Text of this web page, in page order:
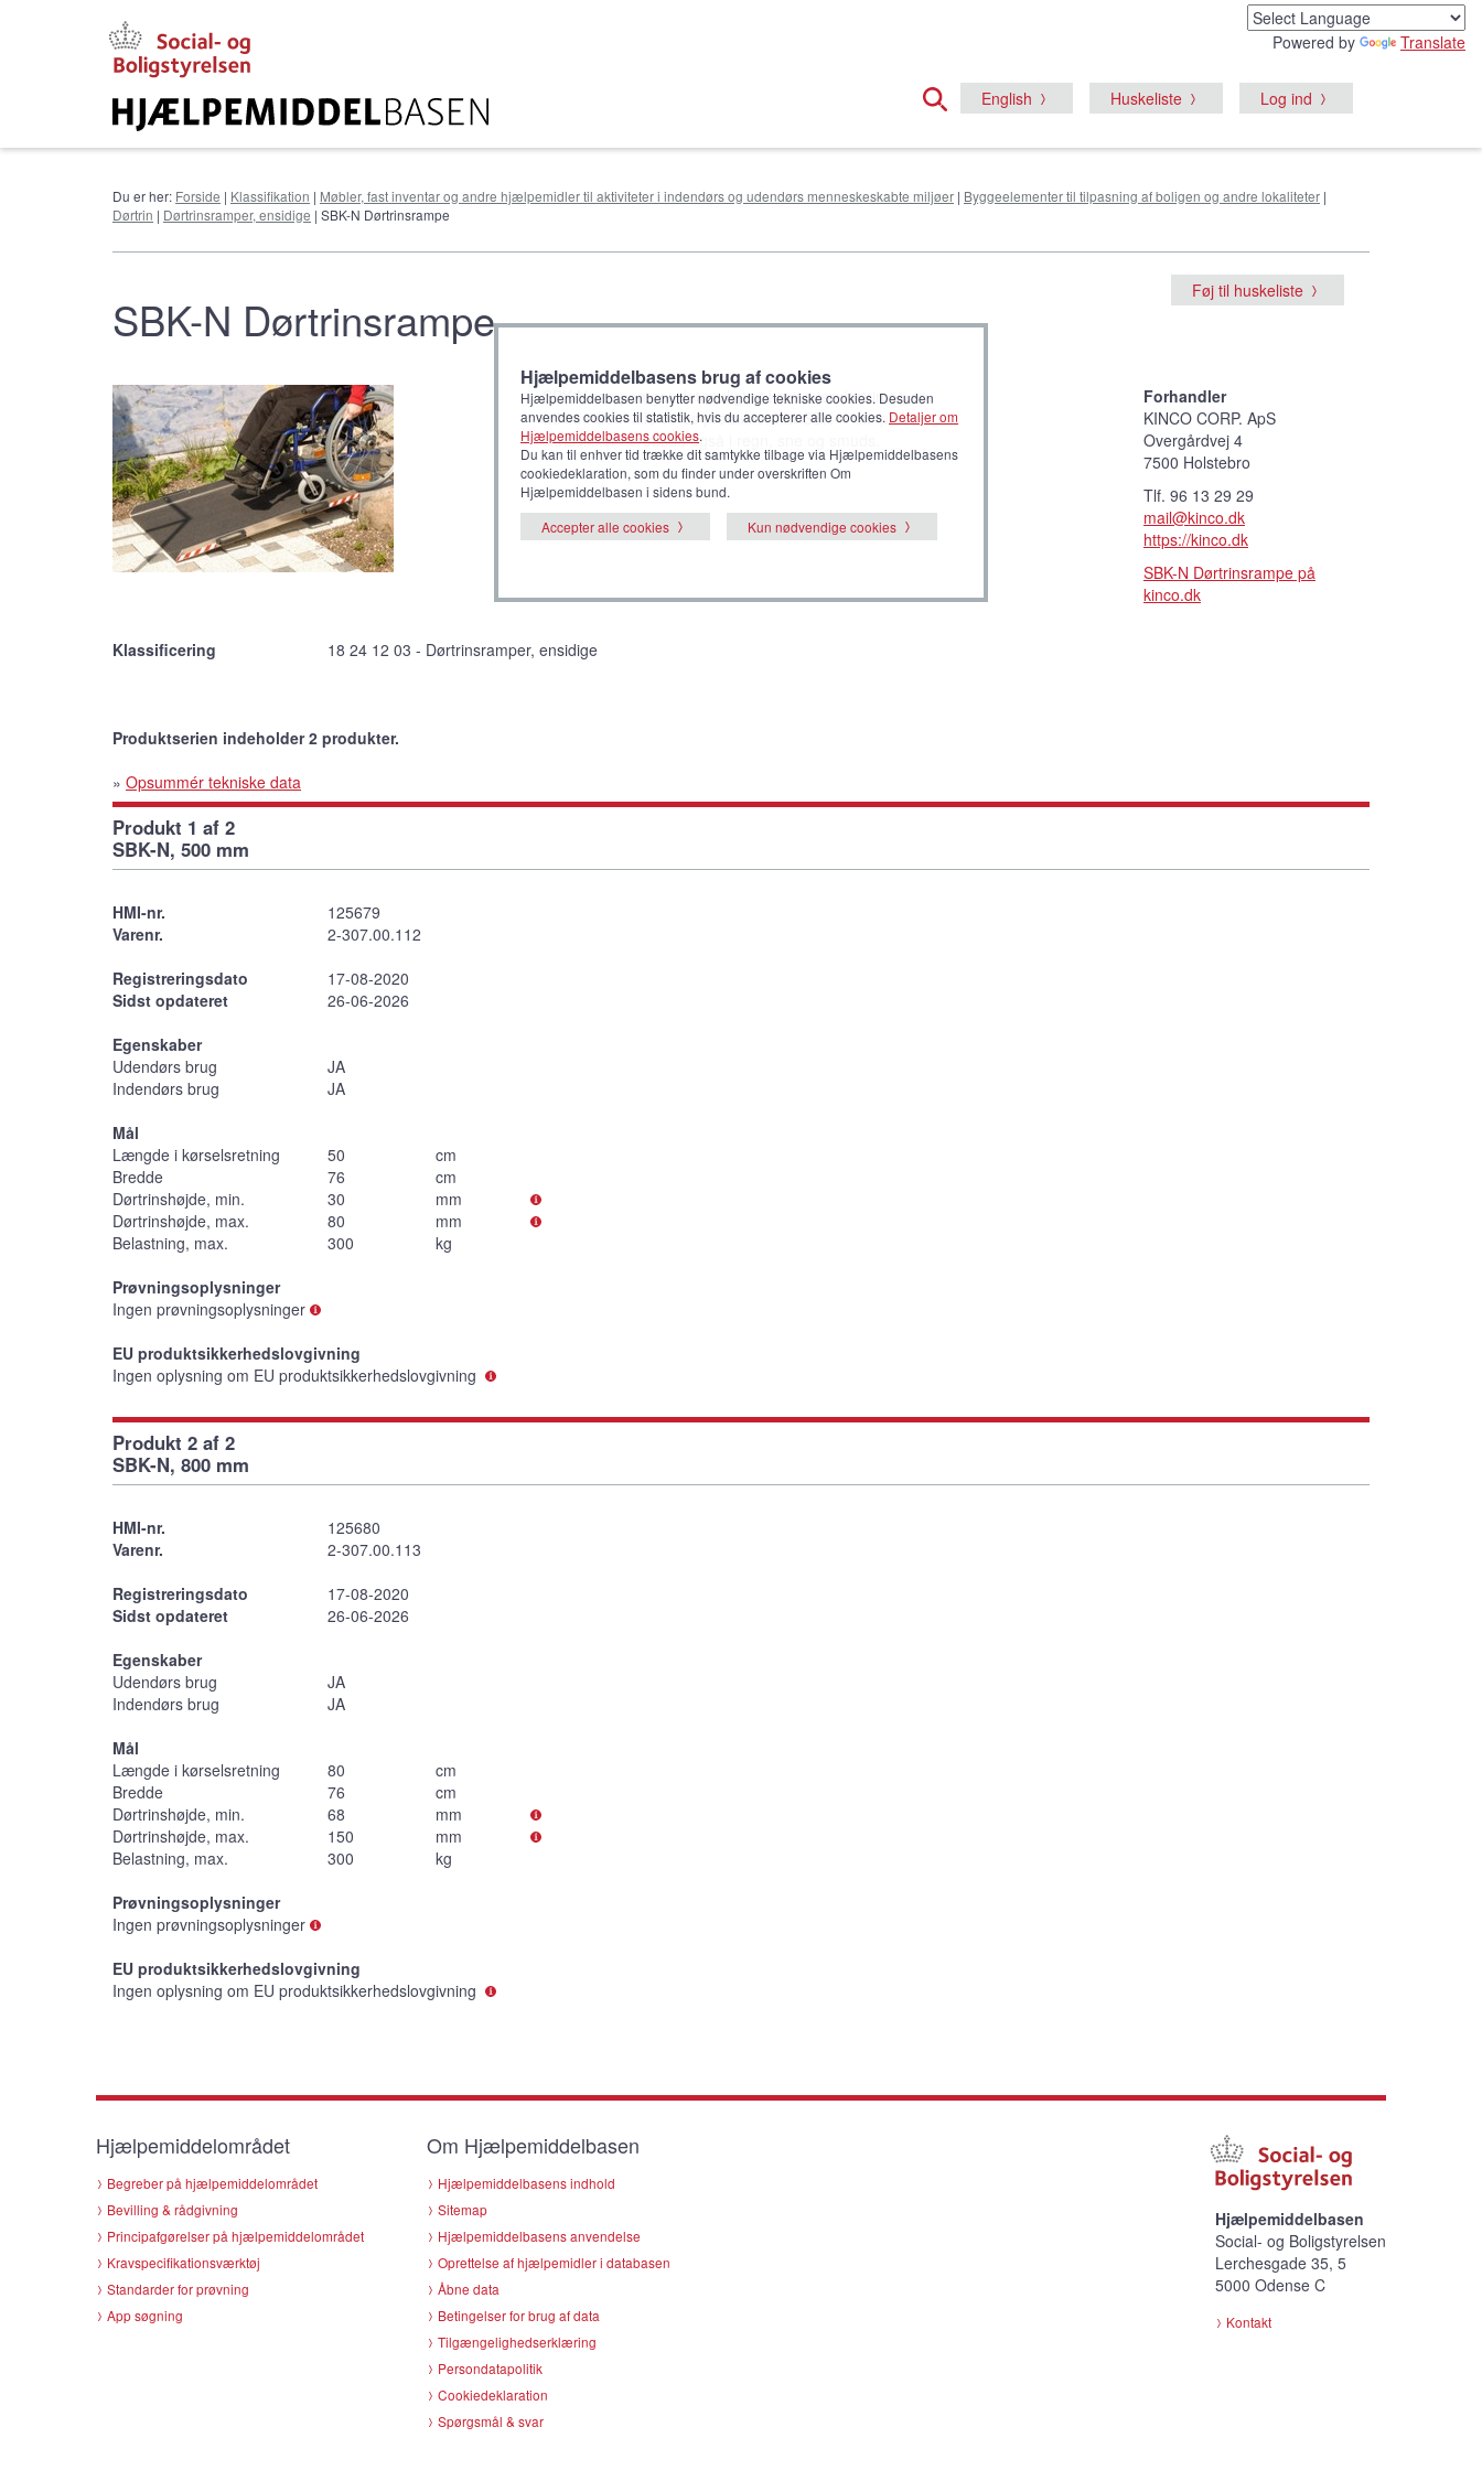
Powered by Translate
English Huskeliste Log ind
Du er her: Forside | Klassifikation | Møbler, fast inventar og andre hjælpemidler til aktiviteter i indendørs og udendørs menneskeskabte miljøer | Byggeelementer til tilpasning af boligen og andre lokaliteter |
Dørtrin | Dørtrinsramper, ensidige | SBK-N Dørtrinsrampe
SBK-N Dørtrinsrampe Føj til huskeliste
SBK-N rampen gør det muligt at køre over dørtrin og op
ad trin. Som alle vores produkter har SBK-N rampen en
skridsikker køreflade også i regn, sne og smuds.
Forhandler
KINCO CORP. ApS
Overgårdvej 4
7500 Holstebro
Tlf. 96 13 29 29
mail@kinco.dk
https://kinco.dk
SBK-N Dørtrinsrampe på
kinco.dk
Klassificering 18 24 12 03 - Dørtrinsramper, ensidige
Produktserien indeholder 2 produkter.
» Opsummér tekniske data
Produkt 1 af 2
SBK-N, 500 mm
HMI-nr.
125679
Varenr.
2-307.00.112
Registreringsdato
17-08-2020
Sidst opdateret
26-06-2026
Egenskaber
Udendørs brug
JA
Indendørs brug
JA
Mål
Længde i kørselsretning
50
cm
Bredde
76
cm
Dørtrinshøjde, min.
30
mm
Dørtrinshøjde, max.
80
mm
Belastning, max.
300
kg
Prøvningsoplysninger
Ingen prøvningsoplysninger
EU produktsikkerhedslovgivning
Ingen oplysning om EU produktsikkerhedslovgivning
Produkt 2 af 2
SBK-N, 800 mm
HMI-nr.
125680
Varenr.
2-307.00.113
Registreringsdato
17-08-2020
Sidst opdateret
26-06-2026
Egenskaber
Udendørs brug
JA
Indendørs brug
JA
Mål
Længde i kørselsretning
80
cm
Bredde
76
cm
Dørtrinshøjde, min.
68
mm
Dørtrinshøjde, max.
150
mm
Belastning, max.
300
kg
Prøvningsoplysninger
Ingen prøvningsoplysninger
EU produktsikkerhedslovgivning
Ingen oplysning om EU produktsikkerhedslovgivning
Hjælpemiddelområdet
Begreber på hjælpemiddelområdet
Bevilling & rådgivning
Principafgørelser på hjælpemiddelområdet
Kravspecifikationsværktøj
Standarder for prøvning
App søgning
Om Hjælpemiddelbasen
Hjælpemiddelbasens indhold
Sitemap
Hjælpemiddelbasens anvendelse
Oprettelse af hjælpemidler i databasen
Åbne data
Betingelser for brug af data
Tilgængelighedserklæring
Persondatapolitik
Cookiedeklaration
Spørgsmål & svar
Hjælpemiddelbasen
Social- og Boligstyrelsen
Lerchesgade 35, 5
5000 Odense C
Kontakt
Hjælpemiddelbasens brug af cookies
Hjælpemiddelbasen benytter nødvendige tekniske cookies. Desuden
anvendes cookies til statistik, hvis du accepterer alle cookies. Detaljer om
Hjælpemiddelbasens cookies.
Du kan til enhver tid trække dit samtykke tilbage via Hjælpemiddelbasens
cookiedeklaration, som du finder under overskriften Om
Hjælpemiddelbasen i sidens bund.
Accepter alle cookies
Kun nødvendige cookies